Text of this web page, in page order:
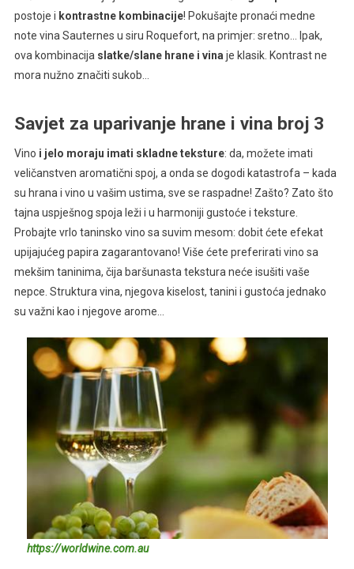
postoje i kontrastne kombinacije! Pokušajte pronaći medne
note vina Sauternes u siru Roquefort, na primjer: sretno… Ipak,
ova kombinacija slatke/slane hrane i vinaje klasik. Kontrast ne
mora nužno značiti sukob…
Savjet za uparivanje hrane i vina broj 3
Vino i jelo moraju imati skladne teksture: da, možete imati
veličanstven aromatični spoj, a onda se dogodi katastrofa – kada
su hrana i vino u vašim ustima, sve se raspadne! Zašto? Zato što
tajna uspješnog spoja leži i u harmoniji gustoće i teksture.
Probajte vrlo taninsko vino sa suvim mesom: dobit ćete efekat
upijajućeg papira zagarantovano! Više ćete preferirati vino sa
mekšim taninima, čija baršunasta tekstura neće isušiti vaše
nepce. Struktura vina, njegova kiselost, tanini i gustoća jednako
su važni kao i njegove arome…
https://worldwine.com.au